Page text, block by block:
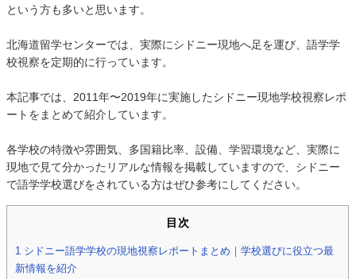
という方も多いと思います。
北海道留学センターでは、実際にシドニー現地へ足を運び、語学学
校視察を定期的に行っています。
本記事では、2011年〜2019年に実施したシドニー現地学校視察レポ
ートをまとめて紹介しています。
各学校の特徴や雰囲気、多国籍比率、設備、学習環境など、実際に
現地で見て分かったリアルな情報を掲載していますので、シドニー
で語学学校選びをされている方はぜひ参考にしてください。
目次
1 シドニー語学学校の現地視察レポートまとめ｜学校選びに役立つ最
新情報を紹介